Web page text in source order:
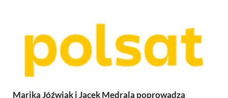
Marika Jóźwiak i Jacek Mędrala poprowadzą